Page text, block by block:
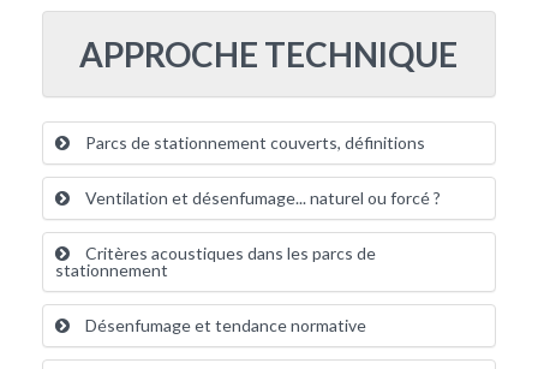
APPROCHE TECHNIQUE
Parcs de stationnement couverts, définitions
Ventilation et désenfumage... naturel ou forcé ?
Critères acoustiques dans les parcs de
stationnement
Désenfumage et tendance normative